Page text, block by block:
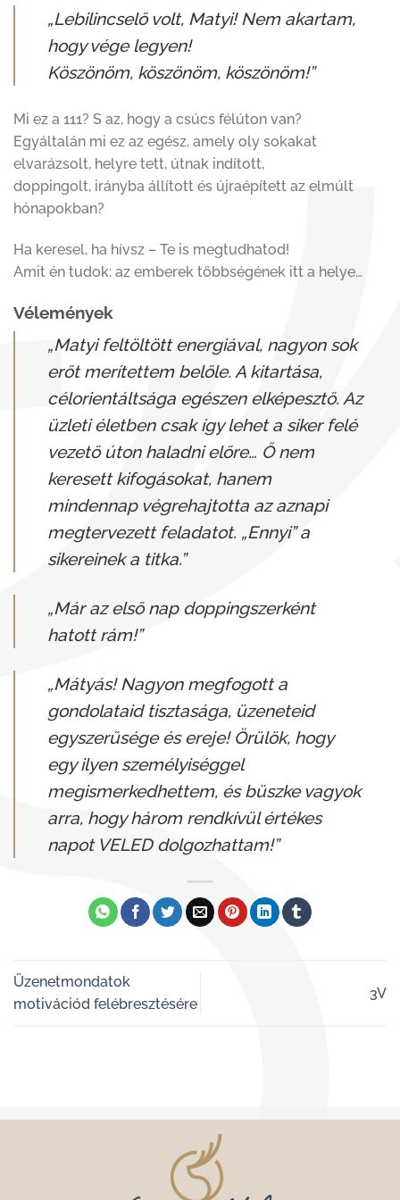
„Lebilincselő volt, Matyi! Nem akartam,
hogy vége legyen!
Köszönöm, köszönöm, köszönöm!”
Mi ez a 111? S az, hogy a csúcs félúton van?
Egyáltalán mi ez az egész, amely oly sokakat
elvarázsolt, helyre tett, útnak indított,
doppingolt, irányba állított és újraépített az elmúlt
hónapokban?
Ha keresel, ha hívsz – Te is megtudhatod!
Amit én tudok: az emberek többségének itt a helye…
Vélemények
„Matyi feltöltött energiával, nagyon sok
erőt merítettem belőle. A kitartása,
célorientáltsága egészen elképesztő. Az
üzleti életben csak így lehet a siker felé
vezető úton haladni előre… Ő nem
keresett kifogásokat, hanem
mindennap végrehajtotta az aznapi
megtervezett feladatot. „Ennyi” a
sikereinek a titka.”
„Már az első nap doppingszerként
hatott rám!”
„Mátyás! Nagyon megfogott a
gondolataid tisztasága, üzeneteid
egyszerűsége és ereje! Örülök, hogy
egy ilyen személyiséggel
megismerkedhettem, és büszke vagyok
arra, hogy három rendkívül értékes
napot VELED dolgozhattam!”
Üzenetmondatok
motivációd felébresztésére
3V